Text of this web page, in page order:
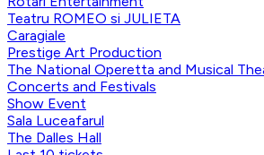
Teatru ROMEO si JULIETA
Caragiale
Prestige Art Production
The National Operetta and Musical
Concerts and Festivals
Show Event
Sala Luceafarul
The Dalles Hall